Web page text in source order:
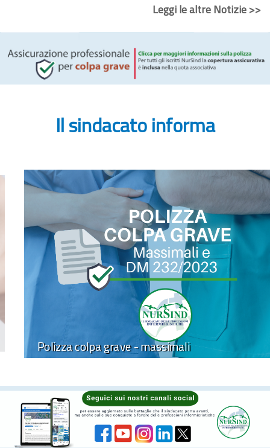
Leggi le altre Notizie >>
Il sindacato informa
Polizza colpa grave - massimali